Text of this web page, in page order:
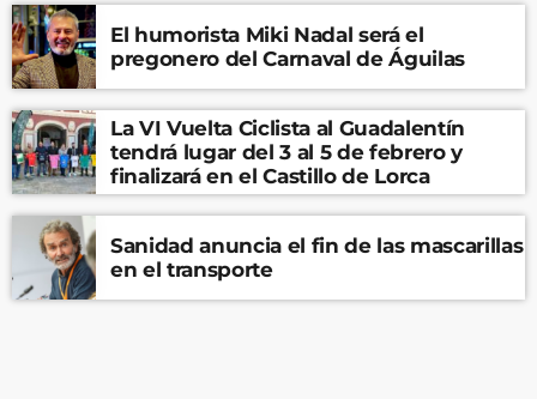
El humorista Miki Nadal será el
pregonero del Carnaval de Águilas
La VI Vuelta Ciclista al Guadalentín
tendrá lugar del 3 al 5 de febrero y
finalizará en el Castillo de Lorca
Sanidad anuncia el fin de las mascarillas
en el transporte